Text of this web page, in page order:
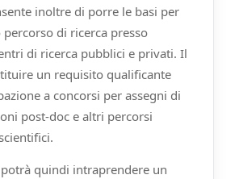
inoltre di porre le basi per
percorso di ricerca presso
di ricerca pubblici e privati. Il
un requisito qualificante
a concorsi per assegni di
post-doc e altri percorsi
quindi intraprendere un